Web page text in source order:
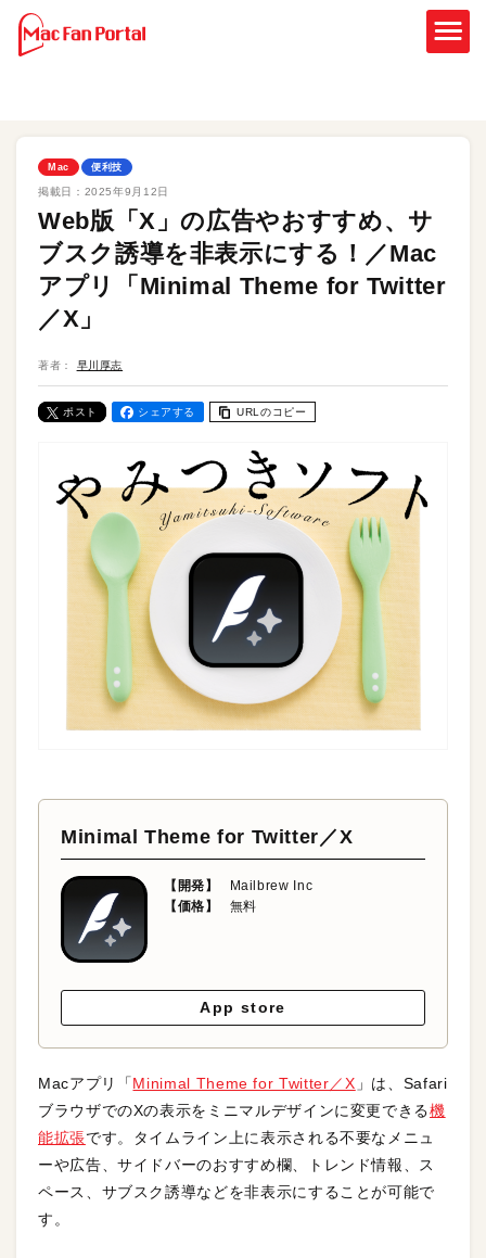
Mac 便利技
掲載日： 2025年9月12日
Web版「X」の広告やおすすめ、サ
ブスク誘導を非表示にする！／Mac
アプリ「Minimal Theme for Twitter
／X」
著者： 早川厚志
ポスト シェアする URLのコピー
Minimal Theme for Twitter／X
【開発】
Mailbrew Inc
【価格】
無料
App store
Macアプリ「Minimal Theme for Twitter／X 」は、Safari
ブラウザでのXの表示をミニマルデザインに変更できる機
能拡張です。タイムライン上に表示される不要なメニュ
ーや広告、サイドバーのおすすめ欄、トレンド情報、ス
ペース、サブスク誘導などを非表示にすることが可能で
す。